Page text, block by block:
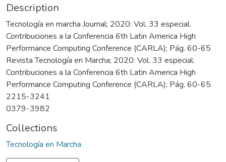
Description
Tecnología en marcha Journal; 2020: Vol. 33 especial.
Contribuciones a la Conferencia 6th Latin America High
Performance Computing Conference (CARLA); Pág. 60-65
Revista Tecnología en Marcha; 2020: Vol. 33 especial.
Contribuciones a la Conferencia 6th Latin America High
Performance Computing Conference (CARLA); Pág. 60-65
2215-3241
0379-3982
Collections
Tecnología en Marcha